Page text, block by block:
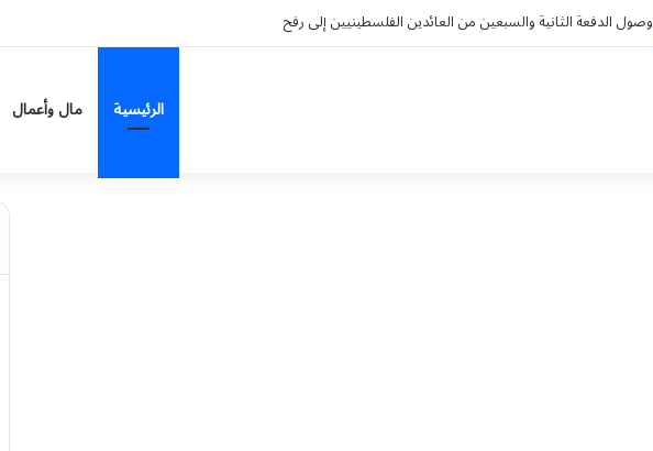
القوة التي تحمي السلام.. قراءة في التحول الاستراتيجي للمملكة
الرئيسية مال وأعمال